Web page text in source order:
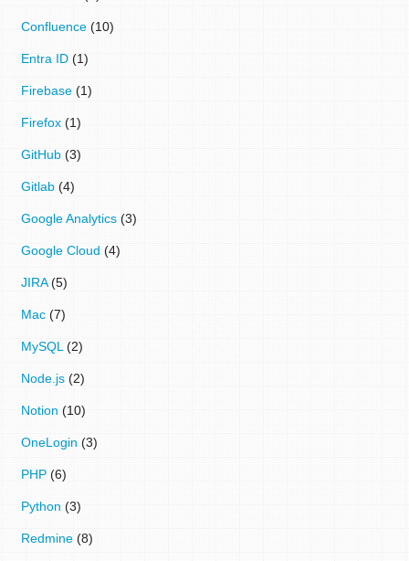
Confluence (10)
Entra ID (1)
Firebase (1)
Firefox (1)
GitHub (3)
Gitlab (4)
Google Analytics (3)
Google Cloud (4)
JIRA(5)
Mac (7)
MySQL (2)
Node.js (2)
Notion (10)
OneLogin (3)
PHP (6)
Python (3)
Redmine (8)